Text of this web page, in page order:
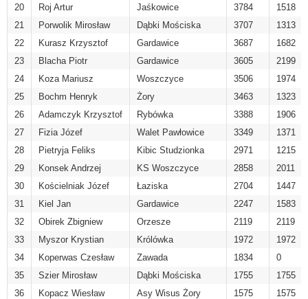
20
Roj Artur Jaśkowice 3784
1518
21
Porwolik Mirosław Dąbki Mościska 3707
1313
22
Kurasz Krzysztof Gardawice 3687
1682
23
Blacha Piotr Gardawice 3605
2199
24
Koza Mariusz Woszczyce 3506
1974
25
Bochm Henryk Żory 3463
1323
26
Adamczyk Krzysztof Rybówka 3388
1906
27
Fizia Józef Walet Pawłowice 3349
1371
28
Pietryja Feliks Kibic Studzionka 2971
1215
29
Konsek Andrzej KS Woszczyce 2858
2011
30
Kościelniak Józef Łaziska 2704
1447
31
Kiel Jan Gardawice 2247
1583
32
Obirek Zbigniew Orzesze 2119
2119
33
Myszor Krystian Królówka 1972
1972
34
Koperwas Czesław Zawada 1834
0
35
Szier Mirosław Dąbki Mościska 1755
1755
36
Kopacz Wiesław Asy Wisus Żory 1575 1575